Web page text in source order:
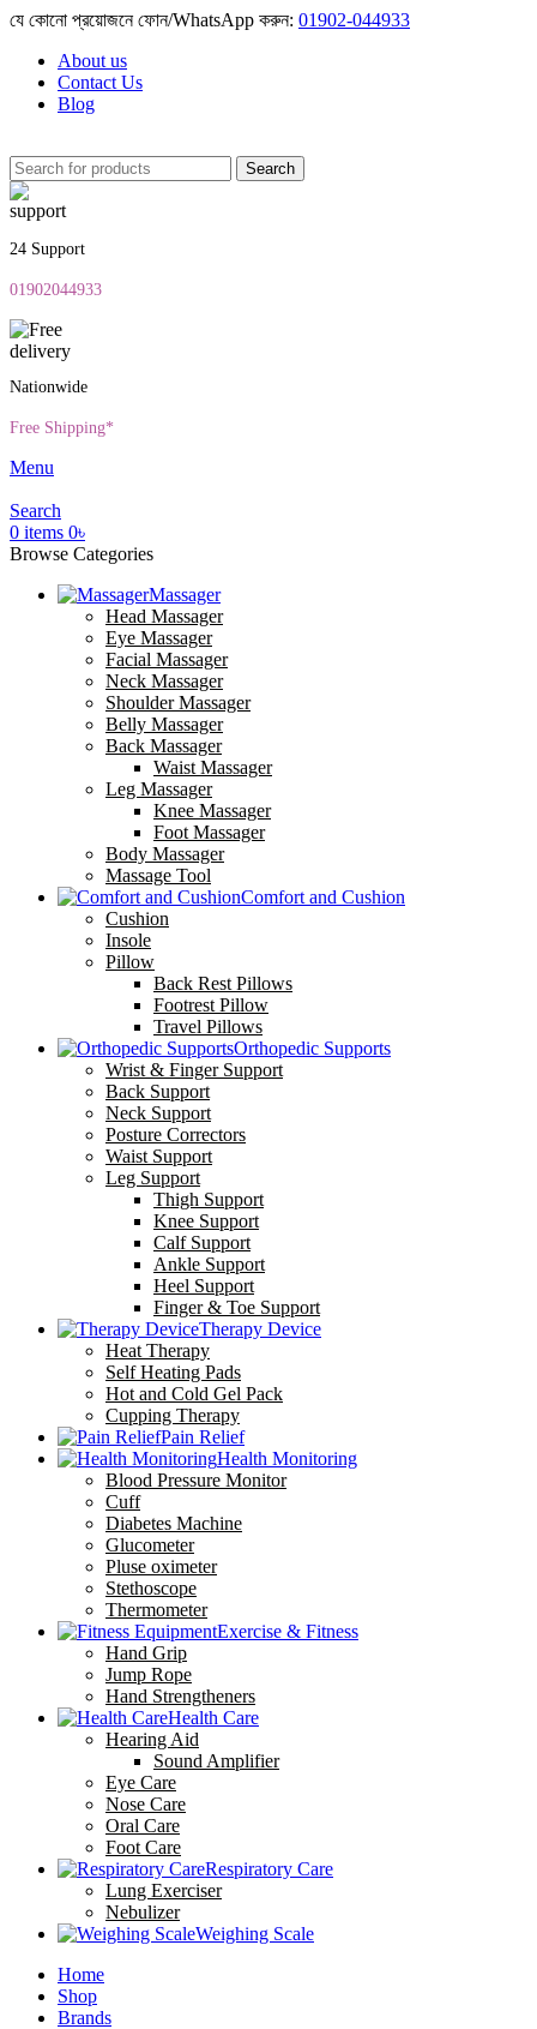
যে কোনো প্রয়োজনে ফোন/WhatsApp করুন: 01902-044933
About us
Contact Us
Blog
Search
24 Support
01902044933
Nationwide
Free Shipping*
Menu
Search
0 items 0৳
Browse Categories
Massager
Head Massager
Eye Massager
Facial Massager
Neck Massager
Shoulder Massager
Belly Massager
Back Massager
Waist Massager
Leg Massager
Knee Massager
Foot Massager
Body Massager
Massage Tool
Comfort and Cushion
Cushion
Insole
Pillow
Back Rest Pillows
Footrest Pillow
Travel Pillows
Orthopedic Supports
Wrist & Finger Support
Back Support
Neck Support
Posture Correctors
Waist Support
Leg Support
Thigh Support
Knee Support
Calf Support
Ankle Support
Heel Support
Finger & Toe Support
Therapy Device
Heat Therapy
Self Heating Pads
Hot and Cold Gel Pack
Cupping Therapy
Pain Relief
Health Monitoring
Blood Pressure Monitor
Cuff
Diabetes Machine
Glucometer
Pluse oximeter
Stethoscope
Thermometer
Exercise & Fitness
Hand Grip
Jump Rope
Hand Strengtheners
Health Care
Hearing Aid
Sound Amplifier
Eye Care
Nose Care
Oral Care
Foot Care
Respiratory Care
Lung Exerciser
Nebulizer
Weighing Scale
Home
Shop
Brands